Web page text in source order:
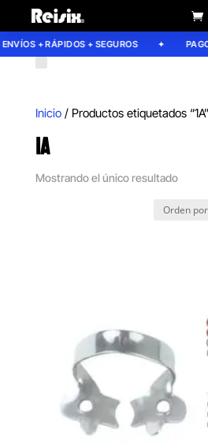
+ RÁPIDOS + SEGUROS
Inicio/ Productos etiquetados “1A”
1A
Mostrando el único resultado